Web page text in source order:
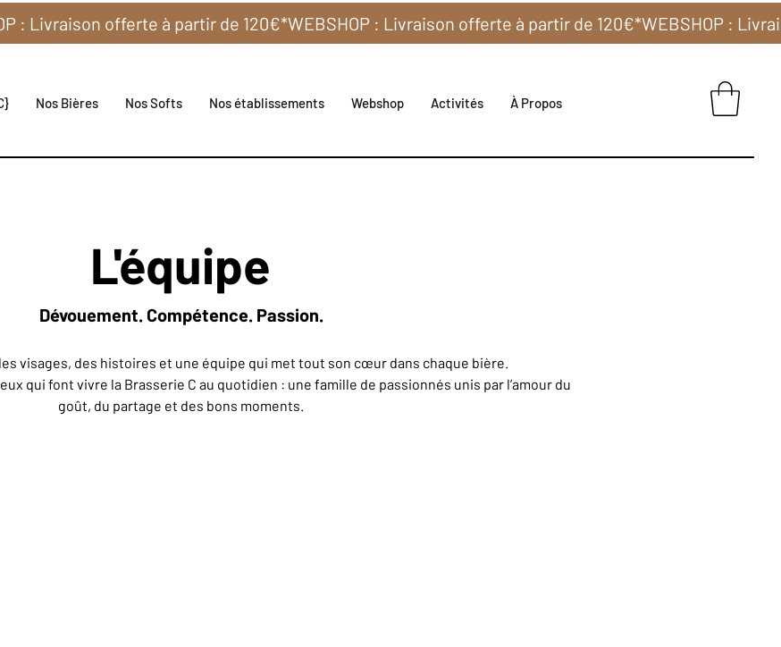
Nos Bières Nos Softs Nos établissements Webshop Activités À Propos
L'équipe
Dévouement. Compétence. Passion.
visages, des histoires et une équipe qui met tout son cœur dans chaque bière.
qui font vivre la Brasserie C au quotidien : une famille de passionnés unis par l’amour du
goût, du partage et des bons moments.